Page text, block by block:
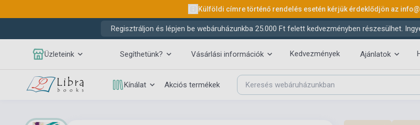
Külföldi címre történő rendelés esetén kérjük érdeklődjön az
Regisztráljon és lépjen be webáruházunkba 25.000 Ft felett kedvezményben részesülhet.
Üzleteink Segíthetünk? Vásárlási információk Kedvezmények Ajánlatok
Kínálat Akciós termékek